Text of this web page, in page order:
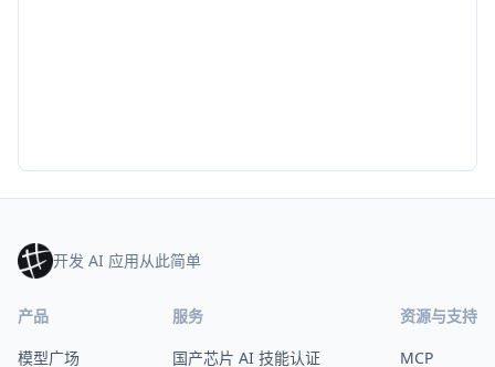
开发 AI 应用从此简单
产品
模型广场
服务
国产芯片 AI 技能认证
资源与支持
MCP